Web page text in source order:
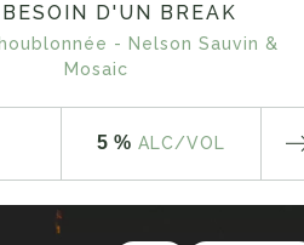
D'UN BREAK
- Nelson Sauvin &
Mosaic
5 % ALC/VOL